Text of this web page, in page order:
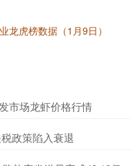
龙虎榜数据（1月9日）
市场龙虾价格行情
政策陷入衰退